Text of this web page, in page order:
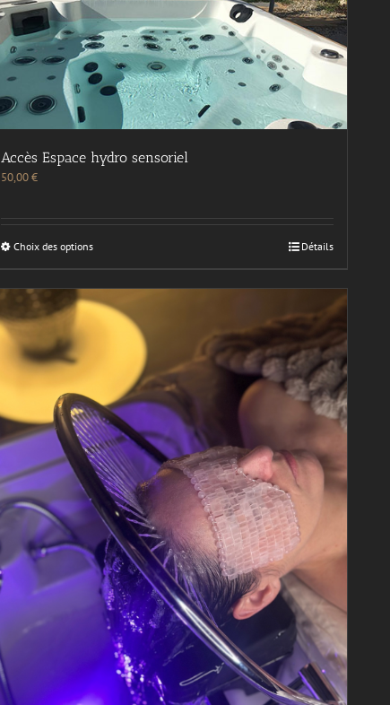
Accès Espace hydro sensoriel
50,00€
Choix des options Détails